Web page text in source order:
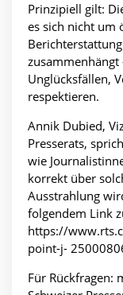
Prinzipiell gilt:
es sich nicht um
zusammenhängt
Unglücksfällen,
respektieren.
Annik Dubied,
Presserats,
wie
korrekt über
Ausstrahlung
folgendem Link
https://
point-j-
Für Rückfragen: